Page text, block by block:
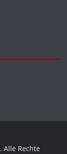
. Alle Rechte